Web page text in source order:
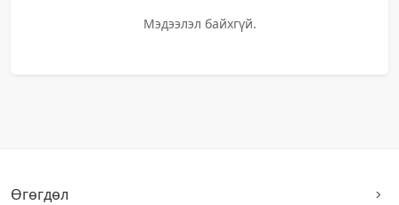
Мэдээлэл байхгүй.
Өгөгдөл